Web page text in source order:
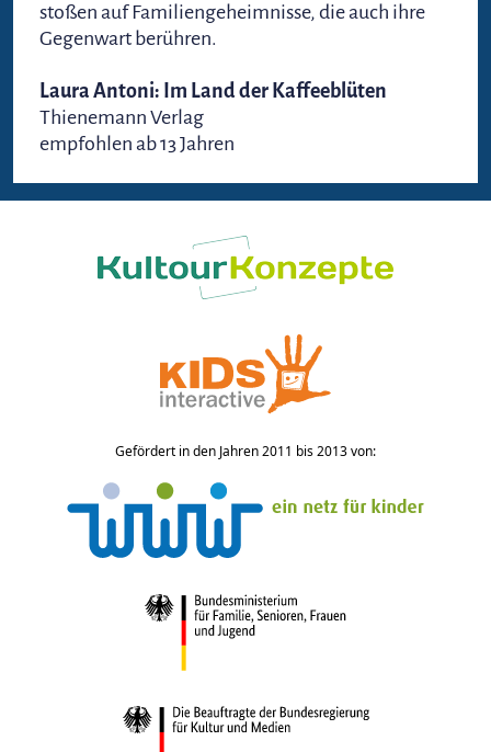
stoßen auf Familiengeheimnisse, die auch ihre
Gegenwart berühren.
Laura Antoni: Im Land der Kaffeeblüten
Thienemann Verlag
empfohlen ab 13 Jahren
Gefördert in den Jahren 2011 bis 2013 von: